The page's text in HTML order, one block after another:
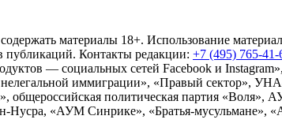
материалы 18+. Использование
публикаций. Контакты редакции: +7 (495) 765-41-
— социальных сетей Facebook и
иммиграции», «Правый сектор»,
политическая партия «Воля»,
«АУМ Синрике», «Братья-мусульмане»,